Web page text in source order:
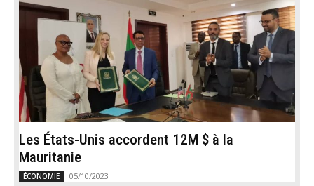
Les États-Unis accordent 12M $ à la
Mauritanie
ÉCONOMIE 05/10/2023